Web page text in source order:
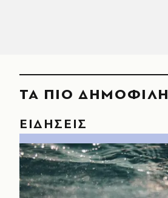
ΤΑ ΠΙΟ ΔΗΜΟΦΙΛΗ
ΕΙΔΗΣΕΙΣ